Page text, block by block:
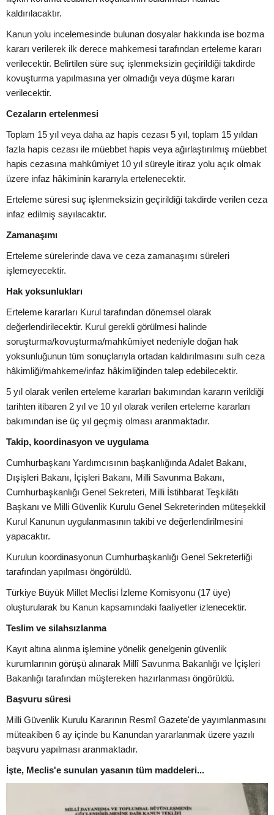
kaldırılacaktır.
Kanun yolu incelemesinde bulunan dosyalar hakkında ise bozma
kararı verilerek ilk derece mahkemesi tarafından erteleme kararı
verilecektir. Belirtilen süre suç işlenmeksizin geçirildiği takdirde
kovuşturma yapılmasına yer olmadığı veya düşme kararı
verilecektir.
Cezaların ertelenmesi
Toplam 15 yıl veya daha az hapis cezası 5 yıl, toplam 15 yıldan
fazla hapis cezası ile müebbet hapis veya ağırlaştırılmış müebbet
hapis cezasına mahkûmiyet 10 yıl süreyle itiraz yolu açık olmak
üzere infaz hâkiminin kararıyla ertelenecektir.
Erteleme süresi suç işlenmeksizin geçirildiği takdirde verilen ceza
infaz edilmiş sayılacaktır.
Zamanaşımı
Erteleme sürelerinde dava ve ceza zamanaşımı süreleri
işlemeyecektir.
Hak yoksunlukları
Erteleme kararları Kurul tarafından dönemsel olarak
değerlendirilecektir. Kurul gerekli görülmesi halinde
soruşturma/kovuşturma/mahkûmiyet nedeniyle doğan hak
yoksunluğunun tüm sonuçlarıyla ortadan kaldırılmasını sulh ceza
hâkimliği/mahkeme/infaz hâkimliğinden talep edebilecektir.
5 yıl olarak verilen erteleme kararları bakımından kararın verildiği
tarihten itibaren 2 yıl ve 10 yıl olarak verilen erteleme kararları
bakımından ise üç yıl geçmiş olması aranmaktadır.
Takip, koordinasyon ve uygulama
Cumhurbaşkanı Yardımcısının başkanlığında Adalet Bakanı,
Dışişleri Bakanı, İçişleri Bakanı, Milli Savunma Bakanı,
Cumhurbaşkanlığı Genel Sekreteri, Milli İstihbarat Teşkilâtı
Başkanı ve Milli Güvenlik Kurulu Genel Sekreterinden müteşekkil
Kurul Kanunun uygulanmasının takibi ve değerlendirilmesini
yapacaktır.
Kurulun koordinasyonun Cumhurbaşkanlığı Genel Sekreterliği
tarafından yapılması öngörüldü.
Türkiye Büyük Millet Meclisi İzleme Komisyonu (17 üye)
oluşturularak bu Kanun kapsamındaki faaliyetler izlenecektir.
Teslim ve silahsızlanma
Kayıt altına alınma işlemine yönelik genelgenin güvenlik
kurumlarının görüşü alınarak Millî Savunma Bakanlığı ve İçişleri
Bakanlığı tarafından müştereken hazırlanması öngörüldü.
Başvuru süresi
Milli Güvenlik Kurulu Kararının Resmî Gazete'de yayımlanmasını
müteakiben 6 ay içinde bu Kanundan yararlanmak üzere yazılı
başvuru yapılması aranmaktadır.
İşte, Meclis'e sunulan yasanın tüm maddeleri...